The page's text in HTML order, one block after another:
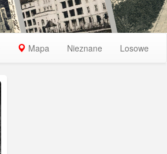
Mapa Nieznane Losowe